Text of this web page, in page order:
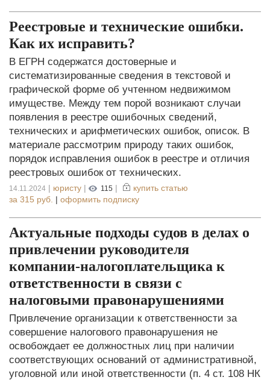
Реестровые и технические ошибки.
Как их исправить?
В ЕГРН содержатся достоверные и
систематизированные сведения в текстовой и
графической форме об учтенном недвижимом
имуществе. Между тем порой возникают случаи
появления в реестре ошибочных сведений,
технических и арифметических ошибок, описок. В
материале рассмотрим природу таких ошибок,
порядок исправления ошибок в реестре и отличия
реестровых ошибок от технических.
14.11.2024 | юристу | 115 |
купить статью
за 315 руб. | оформить подписку
Актуальные подходы судов в делах о
привлечении руководителя
компании-налогоплательщика к
ответственности в связи с
налоговыми правонарушениями
Привлечение организации к ответственности за
совершение налогового правонарушения не
освобождает ее должностных лиц при наличии
соответствующих оснований от административной,
уголовной или иной ответственности (п. 4 ст. 108 НК